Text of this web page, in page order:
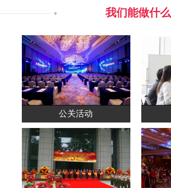
我们能做什么
公关活动